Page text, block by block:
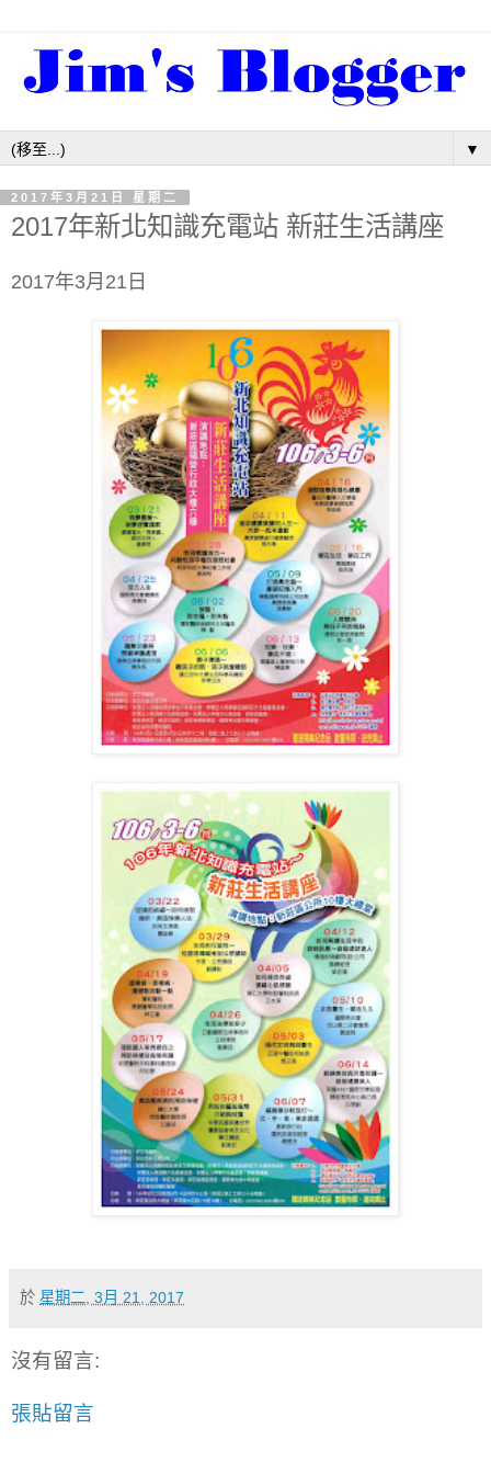
▼
2017年3月21日 星期二
2017年新北知識充電站 新莊生活講座
2017年3月21日
於 星期二, 3月 21, 2017
沒有留言:
張貼留言